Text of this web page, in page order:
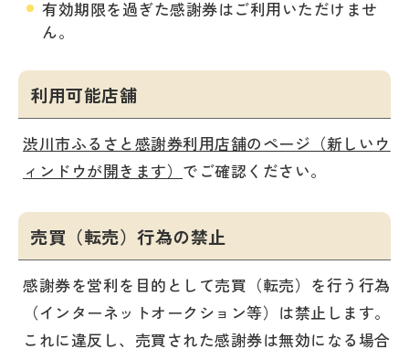
有効期限を過ぎた感謝券はご利用いただけませ
ん。
利用可能店舗
渋川市ふるさと感謝券利用店舗のページ（新しいウ
ィンドウが開きます） でご確認ください。
売買（転売）行為の禁止
感謝券を営利を目的として売買（転売）を行う行為
（インターネットオークション等）は禁止します。
これに違反し、売買された感謝券は無効になる場合